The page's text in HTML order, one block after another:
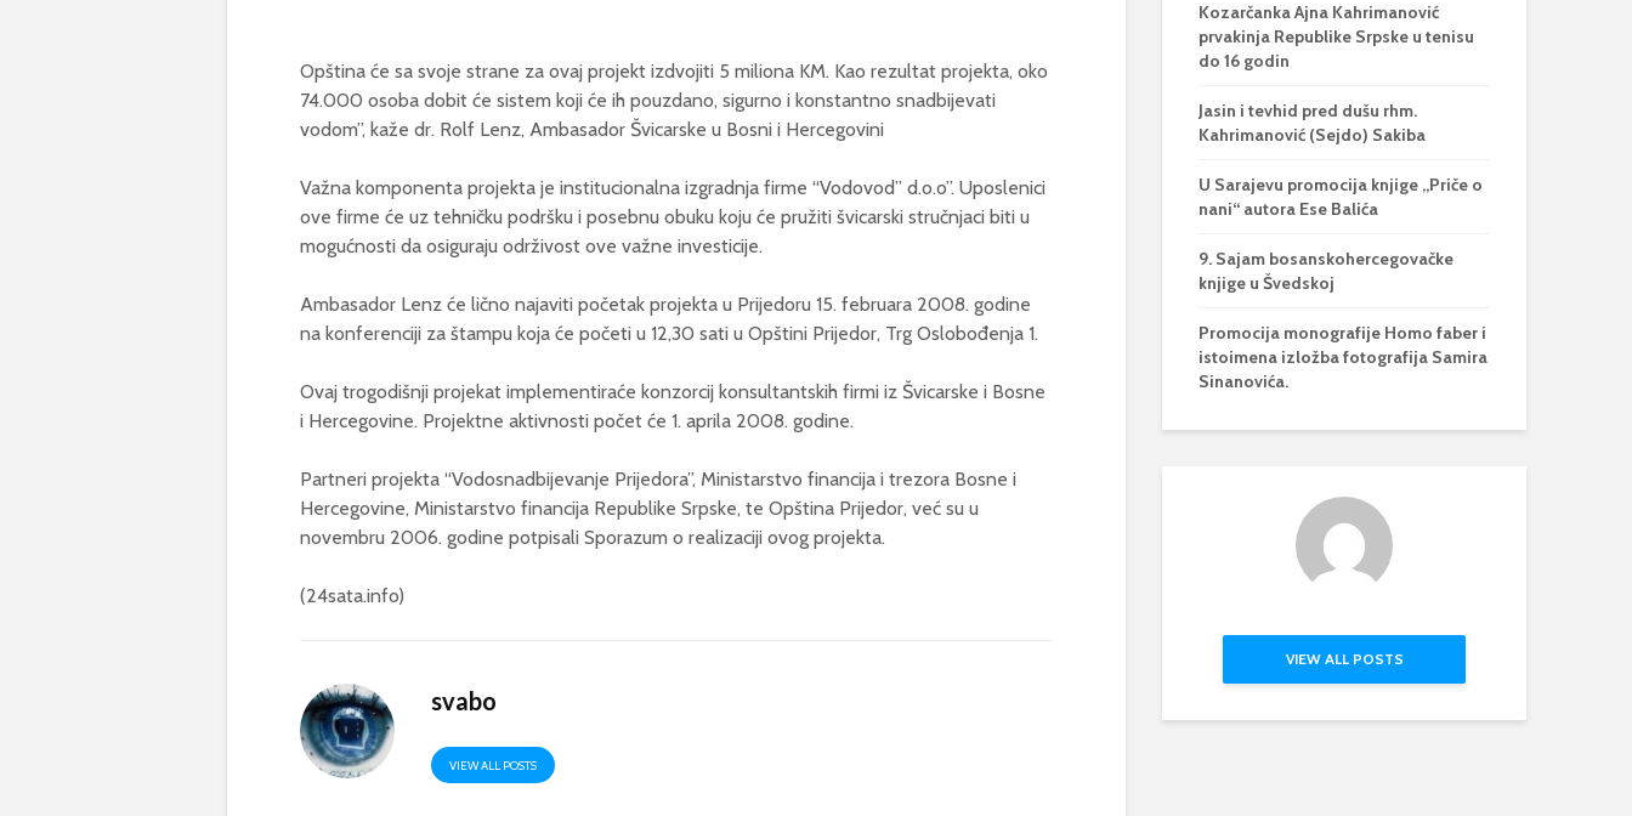
Opština će sa svoje strane za ovaj projekt izdvojiti 5 miliona KM. Kao rezultat projekta, oko
74.000 osoba dobit će sistem koji će ih pouzdano, sigurno i konstantno snadbijevati
vodom”, kaže dr. Rolf Lenz, Ambasador Švicarske u Bosni i Hercegovini
Važna komponenta projekta je institucionalna izgradnja firme “Vodovod” d.o.o”. Uposlenici
ove firme će uz tehničku podršku i posebnu obuku koju će pružiti švicarski stručnjaci biti u
mogućnosti da osiguraju održivost ove važne investicije.
Ambasador Lenz će lično najaviti početak projekta u Prijedoru 15. februara 2008. godine
na konferenciji za štampu koja će početi u 12,30 sati u Opštini Prijedor, Trg Oslobođenja 1.
Ovaj trogodišnji projekat implementiraće konzorcij konsultantskih firmi iz Švicarske i Bosne
i Hercegovine. Projektne aktivnosti počet će 1. aprila 2008. godine.
Partneri projekta “Vodosnadbijevanje Prijedora”, Ministarstvo financija i trezora Bosne i
Hercegovine, Ministarstvo financija Republike Srpske, te Opština Prijedor, već su u
novembru 2006. godine potpisali Sporazum o realizaciji ovog projekta.
(24sata.info)
svabo
VIEW ALL POSTS
Kozarčanka Ajna Kahrimanović
prvakinja Republike Srpske u tenisu
do 16 godin
Jasin i tevhid pred dušu rhm.
Kahrimanović (Sejdo) Sakiba
U Sarajevu promocija knjige „Priče o
nani“ autora Ese Balića
9. Sajam bosanskohercegovačke
knjige u Švedskoj
Promocija monografije Homo faber i
istoimena izložba fotografija Samira
Sinanovića.
VIEW ALL POSTS